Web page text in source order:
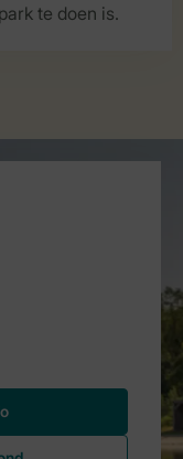
te doen is.